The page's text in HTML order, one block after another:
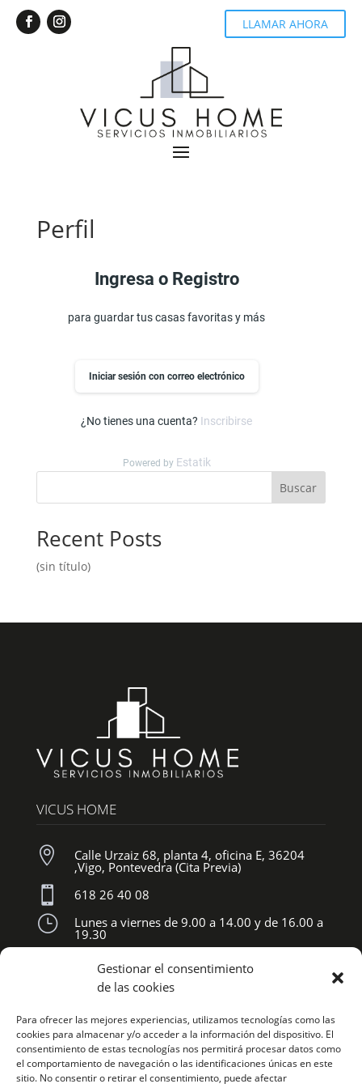
Gestionar el consentimiento
de las cookies
Para ofrecer las mejores experiencias, utilizamos tecnologías como las
cookies para almacenar y/o acceder a la información del dispositivo. El
consentimiento de estas tecnologías nos permitirá procesar datos como
el comportamiento de navegación o las identificaciones únicas en este
sitio. No consentir o retirar el consentimiento, puede afectar
LLAMAR AHORA
Perfil
Ingresa o Registro
para guardar tus casas favoritas y más
Iniciar sesión con correo electrónico
¿No tienes una cuenta? Inscribirse
Powered by Estatik
Buscar
Recent Posts
(sin título)
VICUS HOME
 Calle Urzaiz 68, planta 4, oficina E, 36204
,Vigo, Pontevedra (Cita Previa)
 618 26 40 08
} Lunes a viernes de 9.00 a 14.00 y de 16.00 a
19.30
SÍGUENOS